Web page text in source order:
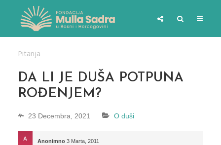
Pitanja
DA LI JE DUŠA POTPUNA
ROĐENJEM?
23 Decembra, 2021 O duši
Anonimno 3 Marta, 2011